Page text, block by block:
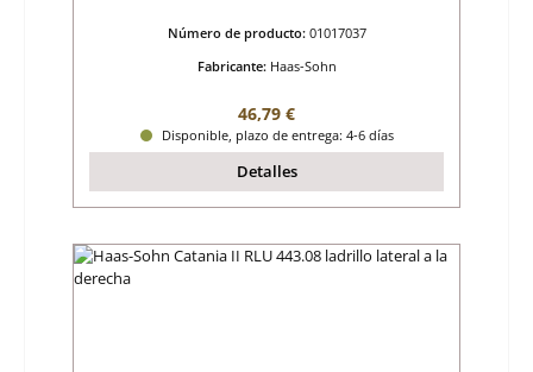
Número de producto: 01017037
Fabricante: Haas-Sohn
Precio normal:
46,79 €
Disponible, plazo de entrega: 4-6 días
Detalles